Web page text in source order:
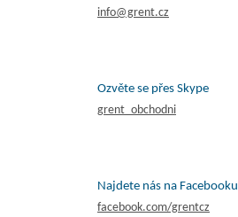
info@grent.cz
Ozvěte se přes Skype
grent_obchodni
Najdete nás na Facebooku
facebook.com/grentcz